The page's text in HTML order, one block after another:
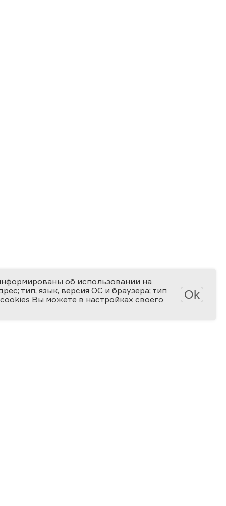
об использовании на
тип, язык, версия ОС и браузера; тип
Вы можете в настройках своего
Ok